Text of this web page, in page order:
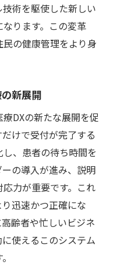
術を駆使した新しい
ります。この変革
の健康管理をより身
新展開
DXの新たな展開を促
けで受付が完了する
、患者の待ち時間を
の導入が進み、説明
力が重要です。これ
迅速かつ正確にな
齢者や忙しいビジネ
使えるこのシステム